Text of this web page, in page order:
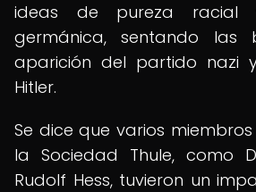
ideas de pureza racial
germánica, sentando
aparición del partido nazi
Hitler.
Se dice que varios
la Sociedad Thule, como
Rudolf Hess, tuvieron un